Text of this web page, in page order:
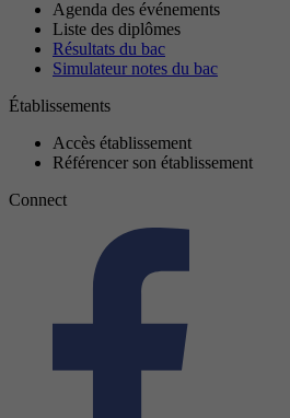
Agenda des événements
Liste des diplômes
Résultats du bac
Simulateur notes du bac
Établissements
Accès établissement
Référencer son établissement
Connect